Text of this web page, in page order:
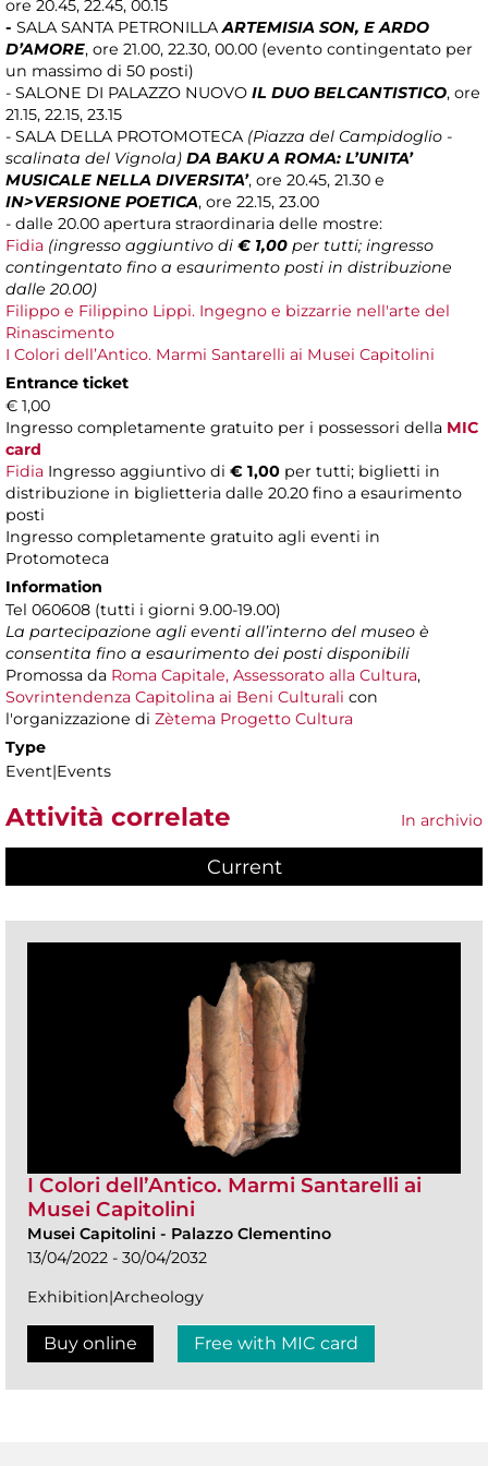
ore 20.45, 22.45, 00.15
- SALA SANTA PETRONILLAARTEMISIA SON, E ARDO
D’AMORE, ore 21.00, 22.30, 00.00 (evento contingentato per
un massimo di 50 posti)
- SALONE DI PALAZZO NUOVO IL DUO BELCANTISTICO, ore
21.15, 22.15, 23.15
- SALA DELLA PROTOMOTECA (Piazza del Campidoglio -
scalinata del Vignola) DA BAKU A ROMA: L’UNITA’
MUSICALE NELLA DIVERSITA’, ore 20.45, 21.30 e
IN>VERSIONE POETICA, ore 22.15, 23.00
- dalle 20.00 apertura straordinaria delle mostre:
Fidia (ingresso aggiuntivo di € 1,00 per tutti; ingresso
contingentato fino a esaurimento posti in distribuzione
dalle 20.00)
Filippo e Filippino Lippi. Ingegno e bizzarrie nell'arte del
Rinascimento
I Colori dell’Antico. Marmi Santarelli ai Musei Capitolini
Entrance ticket
€ 1,00
Ingresso completamente gratuito per i possessori della MIC
card
Fidia Ingresso aggiuntivo di € 1,00 per tutti; biglietti in
distribuzione in biglietteria dalle 20.20 fino a esaurimento
posti
Ingresso completamente gratuito agli eventi in
Protomoteca
Information
Tel 060608 (tutti i giorni 9.00-19.00)
La partecipazione agli eventi all’interno del museo è
consentita fino a esaurimento dei posti disponibili
Promossa da Roma Capitale, Assessorato alla Cultura,
Sovrintendenza Capitolina ai Beni Culturali con
l'organizzazione di Zètema Progetto Cultura
Type
Event|Events
Attività correlate In archivio
Current(active tab)
I Colori dell’Antico. Marmi Santarelli ai
Musei Capitolini
Musei Capitolini - Palazzo Clementino
13/04/2022 - 30/04/2032
Exhibition|Archeology
Buy online Free with MIC card